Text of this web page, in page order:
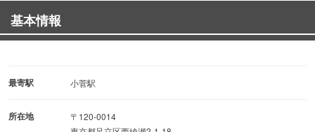
基本情報
最寄駅 小菅駅
所在地
〒120-0014